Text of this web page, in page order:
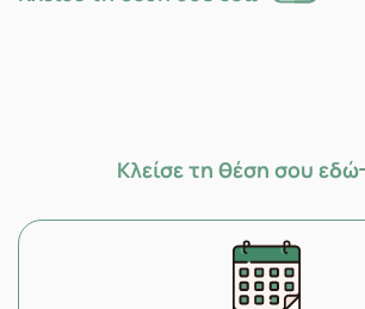
Κλείσε τη θέση σου εδώ